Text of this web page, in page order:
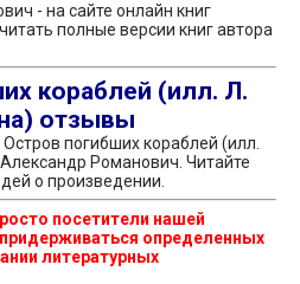
- на сайте онлайн книг
полные версии книг автора
кораблей (илл. Л.
отзывы
погибших кораблей (илл.
Романович. Читайте
о произведении.
посетители нашей
определенных
литературных